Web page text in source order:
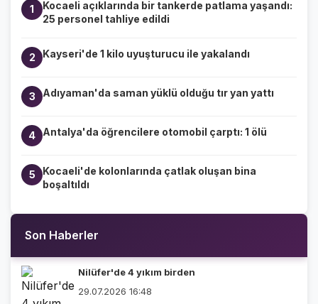
1
Kocaeli açıklarında bir tankerde patlama yaşandı:
25 personel tahliye edildi
2 Kayseri'de 1 kilo uyuşturucu ile yakalandı
3 Adıyaman'da saman yüklü olduğu tır yan yattı
4 Antalya'da öğrencilere otomobil çarptı: 1 ölü
5
Kocaeli'de kolonlarında çatlak oluşan bina
boşaltıldı
Son Haberler
Nilüfer'de 4 yıkım birden
29.07.2026 16:48